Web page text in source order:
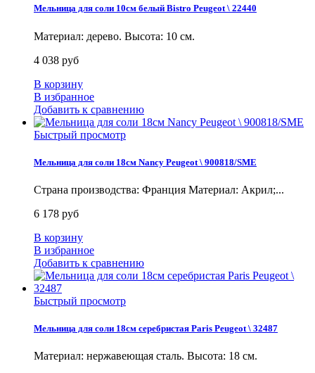
Мельница для соли 10см белый Bistro Peugeot \ 22440
Материал: дерево. Высота: 10 см.
4 038 руб
В корзину
В избранное
Добавить к сравнению
Быстрый просмотр
Мельница для соли 18см Nancy Peugeot \ 900818/SME
Страна производства: Франция Материал: Акрил;...
6 178 руб
В корзину
В избранное
Добавить к сравнению
Быстрый просмотр
Мельница для соли 18см серебристая Paris Peugeot \ 32487
Материал: нержавеющая сталь. Высота: 18 см.